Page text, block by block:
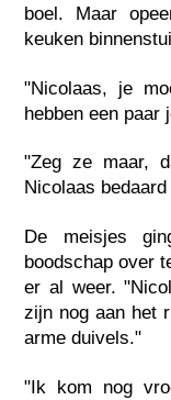
boel. Maar
keuken
"Nicolaas, je
hebben een paar
"Zeg ze maar,
Nicolaas
De meisjes
boodschap over
er al weer.
zijn nog aan het
arme duivels."
"Ik kom nog